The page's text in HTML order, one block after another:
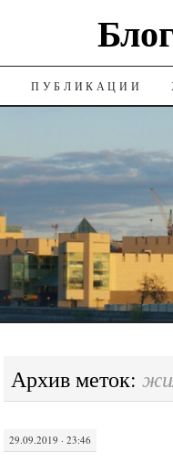
ПУБЛИКАЦИИ
Архив меток:
29.09.2019 · 23:46